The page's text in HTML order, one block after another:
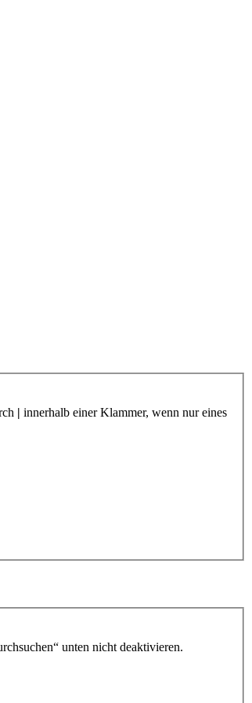
| innerhalb einer Klammer, wenn nur eines
unten nicht deaktivieren.